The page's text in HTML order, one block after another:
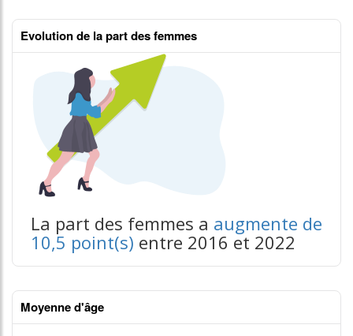
Evolution de la part des femmes
La part des femmes a augmente de
10,5 point(s) entre 2016 et 2022
Moyenne d'âge